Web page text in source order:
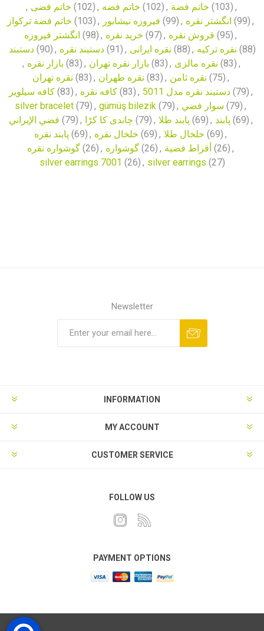
, خاتم فضی (102) , خاتم فضه (102) , خاتم فضة (103) ,
خاتم فضة تركواز (103) , فیروزه نیشابور (99) , انگشتر نقره (99) ,
انگشتر فیروزه (98) , خرید نقره (97) , قروش نقره (95) ,
دستبند (90) , دستبند نقره (91) , نقره ایرانی (88) , نقره ترکیه (88)
, بازار نقره (83) , بازار نقره تهران (83) , نقره مالزی (83) ,
نقره تهران (83) , نقره طهران (83) , نقره ثامن (75) ,
کافه سیلویر (83) , کافه نقره (83) , دستبند نقره مدل 5011 (79) ,
silver bracelet (79) , gümüş bilezik (79) , سوار فضي (79) ,
فضي الإيراني (79) , چاندی کا کڑا (79) , پابند طلا (69) , پابند (69) ,
پابند نقره (69) , خلخال نقره (69) , خلخال طلا (69) ,
گوشواره نقره (26) , گوشواره (26) , أقراط فضية (26) ,
silver earrings 7001 (26) , silver earrings (27)
Newsletter
INFORMATION
MY ACCOUNT
CUSTOMER SERVICE
FOLLOW US
PAYMENT OPTIONS